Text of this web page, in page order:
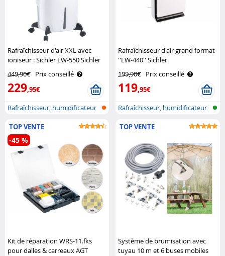
Rafraîchisseur d'air XXL avec
ioniseur : Sichler LW-550 Sichler
449,90€ Prix conseillé
229,95€
Rafraîchisseur, humidificateur
Rafraîchisseur d'air grand format
''LW-440'' Sichler
199,90€ Prix conseillé
119,95€
Rafraîchisseur, humidificateur
TOP VENTE
Kit de réparation WRS-11.fks
pour dalles & carreaux AGT
-45 %
TOP VENTE
Système de brumisation avec
tuyau 10 m et 6 buses mobiles